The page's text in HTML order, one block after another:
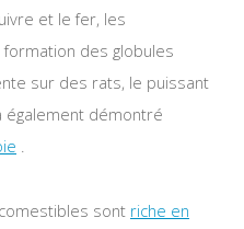
et le fer, les
des globules
sur des rats, le puissant
également démontré
.
sont riche en